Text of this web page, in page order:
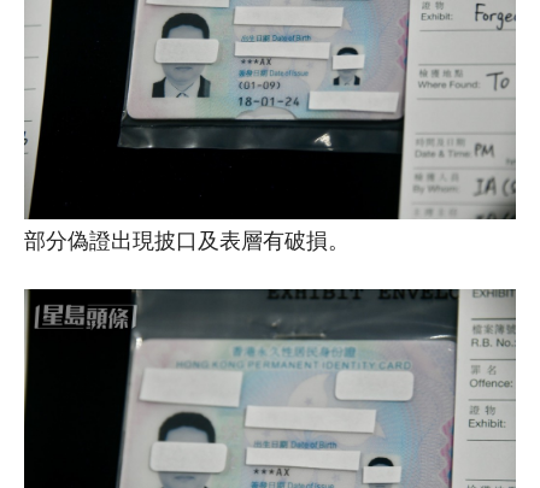
部分偽證出現披口及表層有破損。